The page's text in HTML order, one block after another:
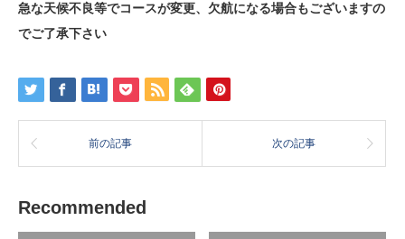
急な天候不良等でコースが変更、欠航になる場合もございますの
でご了承下さい
前の記事 次の記事
Recommended